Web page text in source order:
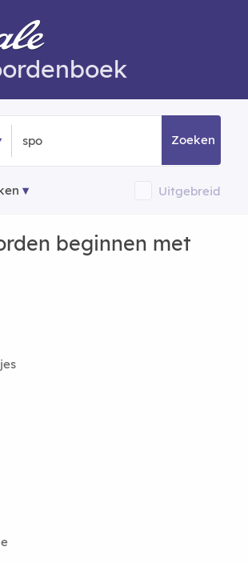
Zoeken
Uitgebreid
beginnen met